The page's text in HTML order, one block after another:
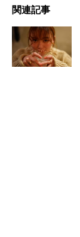
関連記事